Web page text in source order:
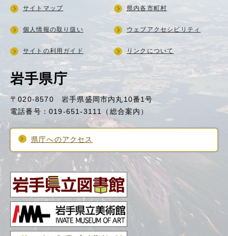
岩手県庁
〒020-8570 岩手県盛岡市内丸10番1号
電話番号：019-651-3111（総合案内）
県庁へのアクセス
サイトマップ 県内各市町村
個人情報の取り扱い ウェブアクセシビリティ
サイトの利用ガイド リンクについて